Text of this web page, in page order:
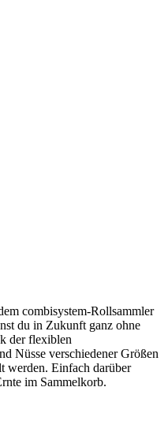
combisystem-Rollsammler
du in Zukunft ganz ohne
der flexiblen
Nüsse verschiedener Größen
werden. Einfach darüber
im Sammelkorb.